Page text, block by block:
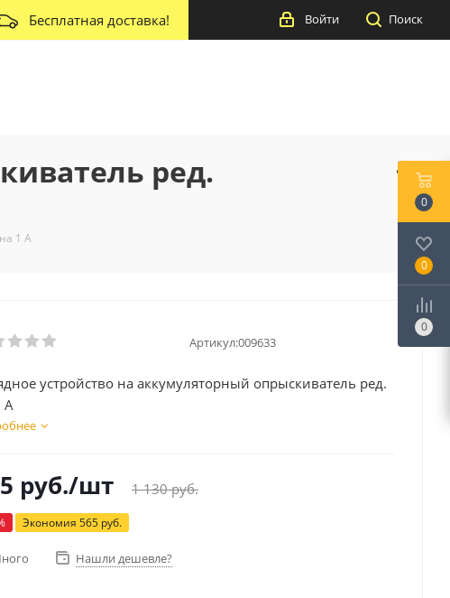
Бесплатная доставка! Поиск
Войти
ред.
1 А
Артикул:009633
устройство на аккумуляторный опрыскиватель ред.
А
руб./шт 1 130руб.
Экономия 565 руб.
Нашли дешевле?
0
0
0